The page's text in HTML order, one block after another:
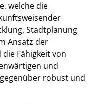
welche die
Stadtplanung
Ansatz der
Fähigkeit von
und
robust und